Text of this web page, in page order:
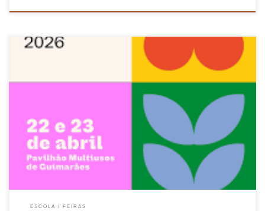
A Escola de Engenharia da UMinho esteve presente no stand da UMinho, na Feira
Futuro@Guimarães 2026 – Feira de Formação, Educação e Emprego, que decorreu entre os
dias 22 e 23 abril no Pavilhão Multiusos, esclarecendo as dúvidas de centenas de estudantes
do ensino secundário acerca da oferta formativa de […]
ESCOLA FEIRAS